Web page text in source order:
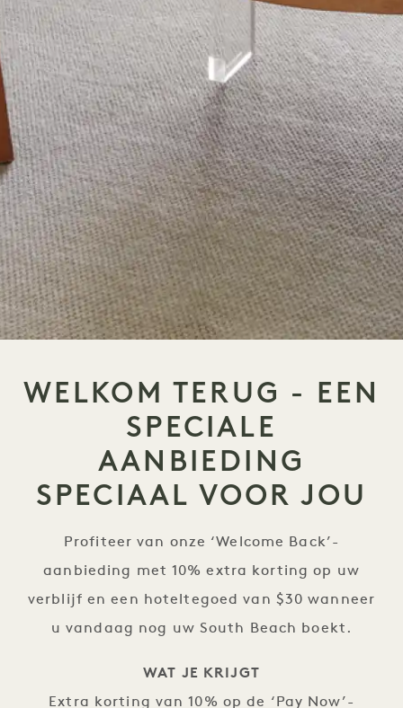
WELKOM TERUG - EEN
SPECIALE
AANBIEDING
SPECIAAL VOOR JOU
Profiteer van onze ‘Welcome Back’-
aanbieding met 10% extra korting op uw
verblijf en een hoteltegoed van $30 wanneer
u vandaag nog uw South Beach boekt.
WAT JE KRIJGT
Extra korting van 10% op de ‘Pay Now’-